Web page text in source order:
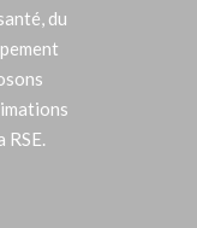
du